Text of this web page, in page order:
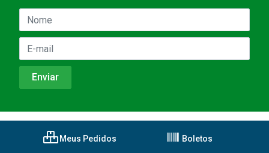
Meus Pedidos Boletos